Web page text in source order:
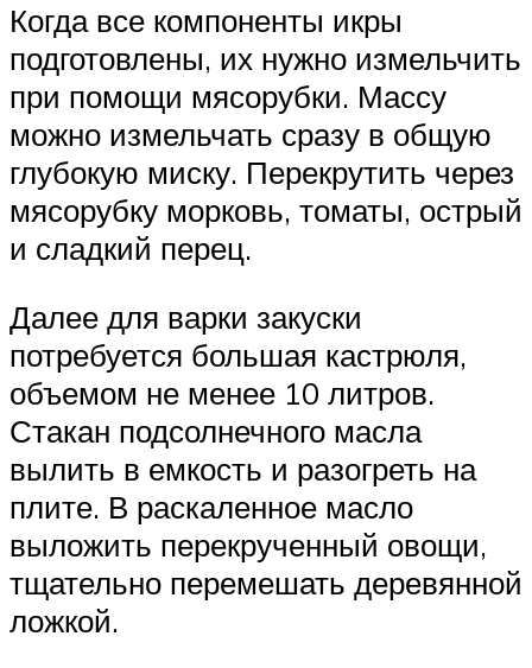
Когда все компоненты икры
подготовлены, их нужно измельчить
при помощи мясорубки. Массу
можно измельчать сразу в общую
глубокую миску. Перекрутить через
мясорубку морковь, томаты, острый
и сладкий перец.
Далее для варки закуски
потребуется большая кастрюля,
объемом не менее 10 литров.
Стакан подсолнечного масла
вылить в емкость и разогреть на
плите. В раскаленное масло
выложить перекрученный овощи,
тщательно перемешать деревянной
ложкой.